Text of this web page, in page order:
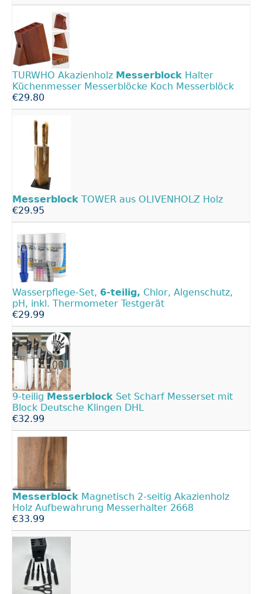
TURWHO Akazienholz Messerblock Halter
Küchenmesser Messerblöcke Koch Messerblöck
€29.80
Messerblock TOWER aus OLIVENHOLZ Holz
€29.95
Wasserpflege-Set, 6-teilig, Chlor, Algenschutz,
pH, inkl. Thermometer Testgerät
€29.99
9-teilig Messerblock Set Scharf Messerset mit
Block Deutsche Klingen DHL
€32.99
Messerblock Magnetisch 2-seitig Akazienholz
Holz Aufbewahrung Messerhalter 2668
€33.99